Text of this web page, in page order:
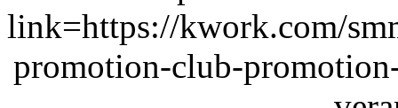
link=https://kwork.com/
promotion-club-